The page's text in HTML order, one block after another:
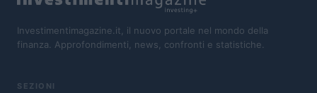
Investimentimagazine.it, il nuovo portale nel mondo della
finanza. Approfondimenti, news, confronti e statistiche.
SEZIONI